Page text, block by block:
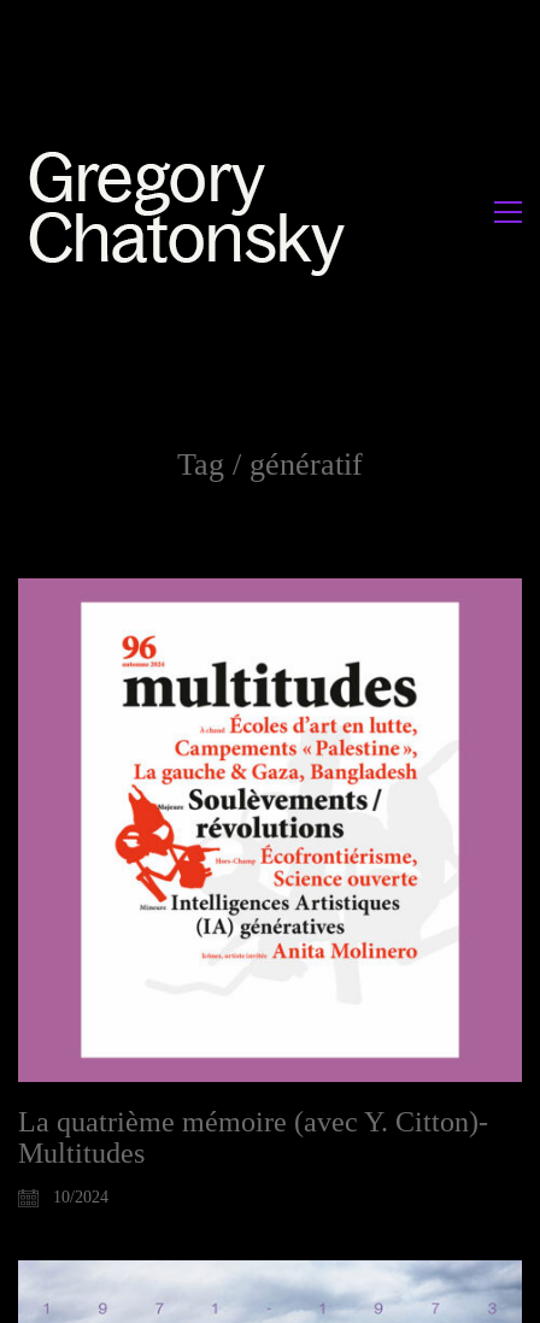
Tag / génératif
La quatrième mémoire (avec Y. Citton)-
Multitudes
10/2024